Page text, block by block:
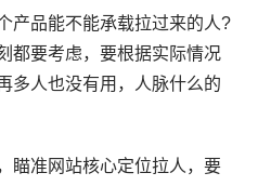
产品能不能承载拉过来的人?
都要考虑，要根据实际情况
多人也没有用，人脉什么的
瞄准网站核心定位拉人，要